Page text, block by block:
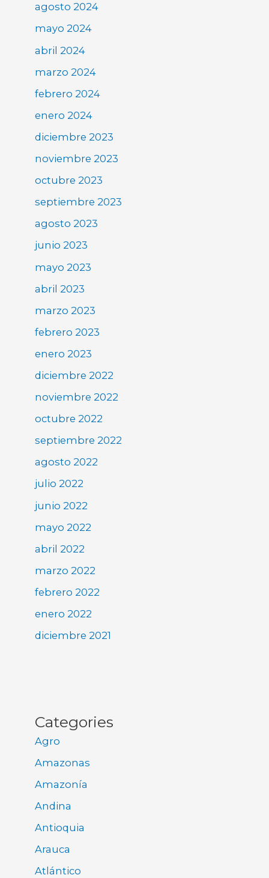
agosto 2024
mayo 2024
abril 2024
marzo 2024
febrero 2024
enero 2024
diciembre 2023
noviembre 2023
octubre 2023
septiembre 2023
agosto 2023
junio 2023
mayo 2023
abril 2023
marzo 2023
febrero 2023
enero 2023
diciembre 2022
noviembre 2022
octubre 2022
septiembre 2022
agosto 2022
julio 2022
junio 2022
mayo 2022
abril 2022
marzo 2022
febrero 2022
enero 2022
diciembre 2021
Categories
Agro
Amazonas
Amazonía
Andina
Antioquia
Arauca
Atlántico